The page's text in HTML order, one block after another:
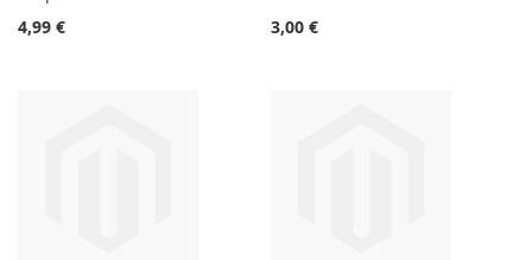
4,99 €
3,00 €